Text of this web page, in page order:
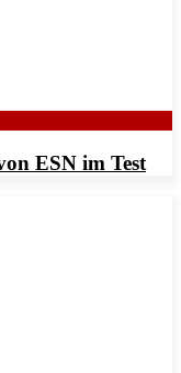
ESN im Test